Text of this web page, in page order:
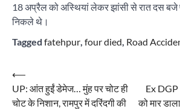
18 अप्रैल को अस्थियां लेकर झांसी से रात दस बजे
निकले थे।
Tagged fatehpur four died Road
Post
navigation
⟵
UP: आंत हुईं डेमेज… मुंह पर चोट ही
चोट के निशान, रामपुर में दरिंदगी की
Ex DGP
को मार